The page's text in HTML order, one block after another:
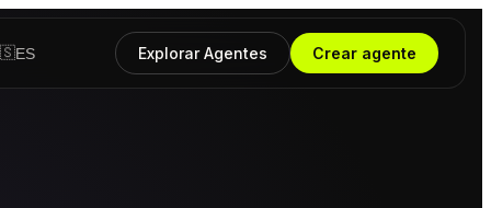
ES Explorar Agentes Crear agente